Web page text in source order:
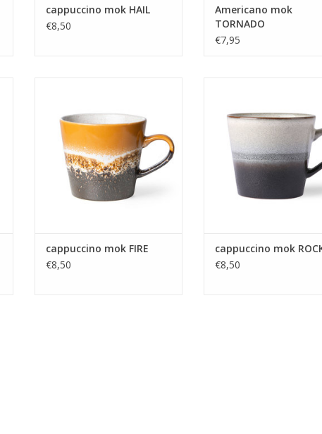
cappuccino mok HAIL
€8,50
Americano mok
TORNADO
€7,95
collectie.
TOEVOEGEN AAN WINKELWAGEN
cappuccino mok FIRE
€8,50
collectie.
TOEVOEGEN AAN
cappuccino mok
€8,50